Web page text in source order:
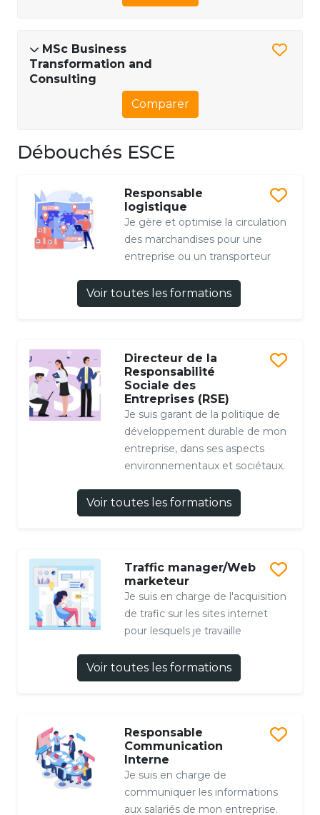
MSc Business
Transformation and
Consulting
Comparer
Débouchés ESCE
Responsable
logistique
Je gère et optimise la circulation
des marchandises pour une
entreprise ou un transporteur
Voir toutes les formations
Directeur de la
Responsabilité
Sociale des
Entreprises (RSE)
Je suis garant de la politique de
développement durable de mon
entreprise, dans ses aspects
environnementaux et sociétaux.
Voir toutes les formations
Traffic manager/Web
marketeur
Je suis en charge de l'acquisition
de trafic sur les sites internet
pour lesquels je travaille
Voir toutes les formations
Responsable
Communication
Interne
Je suis en charge de
communiquer les informations
aux salariés de mon entreprise.